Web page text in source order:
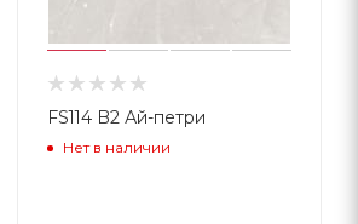
FS114 B2 Ай-петри
Нет в наличии